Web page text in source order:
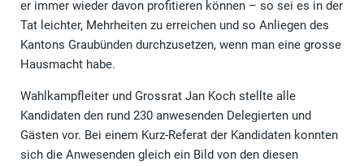
er immer wieder davon profitieren können – so sei es in der
Tat leichter, Mehrheiten zu erreichen und so Anliegen des
Kantons Graubünden durchzusetzen, wenn man eine grosse
Hausmacht habe.
Wahlkampfleiter und Grossrat Jan Koch stellte alle
Kandidaten den rund 230 anwesenden Delegierten und
Gästen vor. Bei einem Kurz-Referat der Kandidaten konnten
sich die Anwesenden gleich ein Bild von den diesen